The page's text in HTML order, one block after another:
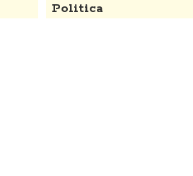
Politica